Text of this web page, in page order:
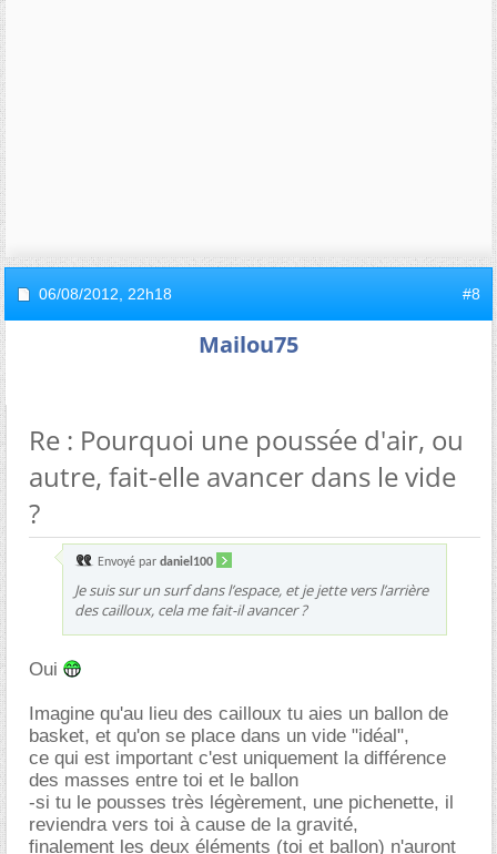
06/08/2012, 22h18 #8
Mailou75
Re : Pourquoi une poussée d'air, ou
autre, fait-elle avancer dans le vide
?
Envoyé par daniel100
Je suis sur un surf dans l’espace, et je jette vers l’arrière
des cailloux, cela me fait-il avancer ?
Oui
Imagine qu'au lieu des cailloux tu aies un ballon de
basket, et qu'on se place dans un vide "idéal",
ce qui est important c'est uniquement la différence
des masses entre toi et le ballon
-si tu le pousses très légèrement, une pichenette, il
reviendra vers toi à cause de la gravité,
finalement les deux éléments (toi et ballon) n'auront